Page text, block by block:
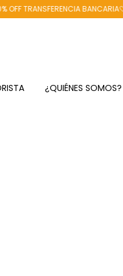
TRANSFERENCIA BANCARIA🤍
¿QUIÉNES SOMOS?